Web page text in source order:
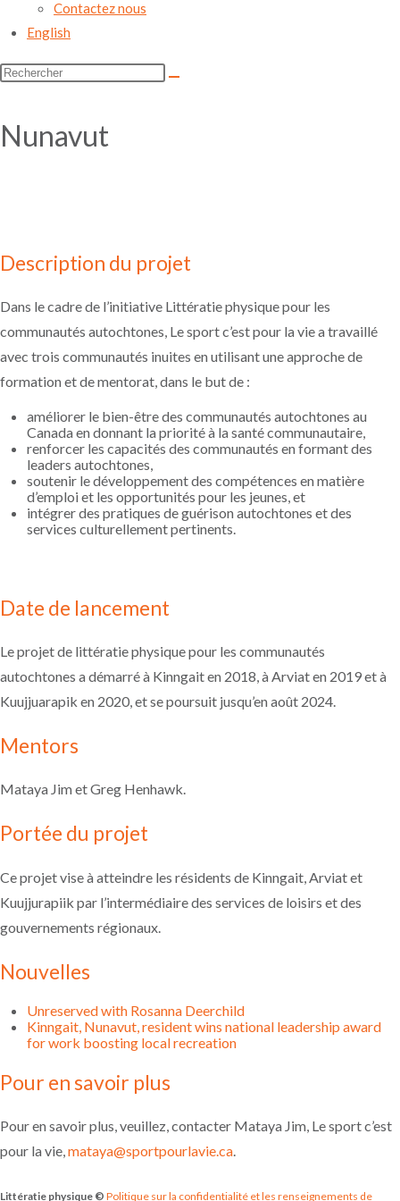
Contactez nous
English
Rechercher
site
Nunavut
Description du projet
Dans le cadre de l’initiative Littératie physique pour les
communautés autochtones, Le sport c’est pour la vie a travaillé
avec trois communautés inuites en utilisant une approche de
formation et de mentorat, dans le but de :
améliorer le bien-être des communautés autochtones au
Canada en donnant la priorité à la santé communautaire,
renforcer les capacités des communautés en formant des
leaders autochtones,
soutenir le développement des compétences en matière
d’emploi et les opportunités pour les jeunes, et
intégrer des pratiques de guérison autochtones et des
services culturellement pertinents.
Date de lancement
Le projet de littératie physique pour les communautés
autochtones a démarré à Kinngait en 2018, à Arviat en 2019 et à
Kuujjuarapik en 2020, et se poursuit jusqu’en août 2024.
Mentors
Mataya Jim et Greg Henhawk.
Portée du projet
Ce projet vise à atteindre les résidents de Kinngait, Arviat et
Kuujjurapiik par l’intermédiaire des services de loisirs et des
gouvernements régionaux.
Nouvelles
Unreserved with Rosanna Deerchild
Kinngait, Nunavut, resident wins national leadership award
for work boosting local recreation
Pour en savoir plus
Pour en savoir plus, veuillez, contacter Mataya Jim, Le sport c’est
pour la vie,mataya@sportpourlavie.ca.
Littératie physique © Politique sur la confidentialité et les renseignements de